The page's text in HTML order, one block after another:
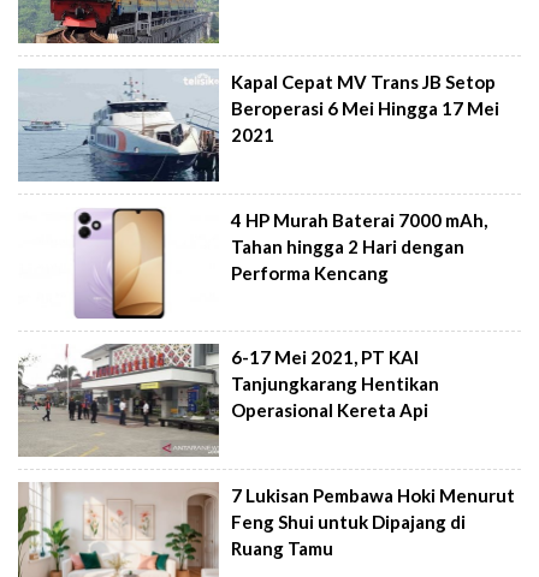
Kapal Cepat MV Trans JB Setop
Beroperasi 6 Mei Hingga 17 Mei
2021
4 HP Murah Baterai 7000 mAh,
Tahan hingga 2 Hari dengan
Performa Kencang
6-17 Mei 2021, PT KAI
Tanjungkarang Hentikan
Operasional Kereta Api
7 Lukisan Pembawa Hoki Menurut
Feng Shui untuk Dipajang di
Ruang Tamu